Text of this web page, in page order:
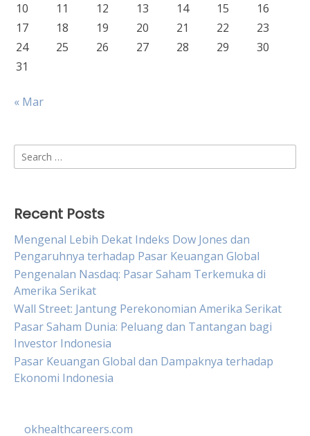
10
11 12 13 14 15
16
17
18 19 20 21 22
23
24
25 26 27 28 29
30
31
« Mar
Search
for:
Recent Posts
Mengenal Lebih Dekat Indeks Dow Jones dan
Pengaruhnya terhadap Pasar Keuangan Global
Pengenalan Nasdaq: Pasar Saham Terkemuka di
Amerika Serikat
Wall Street: Jantung Perekonomian Amerika Serikat
Pasar Saham Dunia: Peluang dan Tantangan bagi
Investor Indonesia
Pasar Keuangan Global dan Dampaknya terhadap
Ekonomi Indonesia
okhealthcareers.com